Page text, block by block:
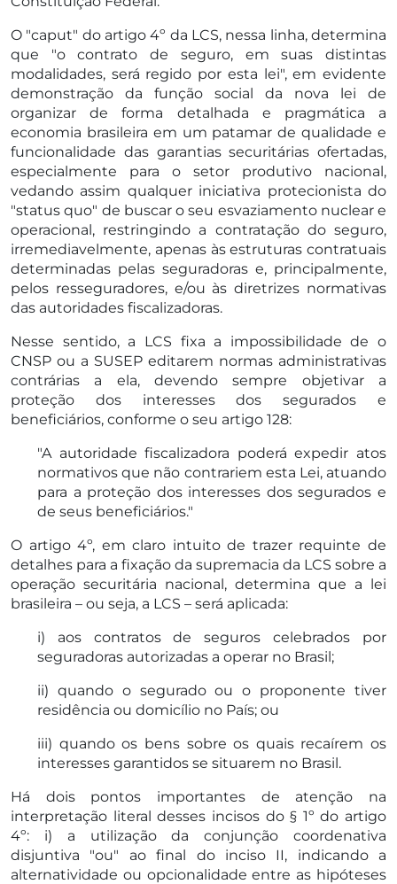
O "caput" do artigo 4º da LCS, nessa linha, determina
que "o contrato de seguro, em suas distintas
modalidades, será regido por esta lei", em evidente
demonstração da função social da nova lei de
organizar de forma detalhada e pragmática a
economia brasileira em um patamar de qualidade e
funcionalidade das garantias securitárias ofertadas,
especialmente para o setor produtivo nacional,
vedando assim qualquer iniciativa protecionista do
"status quo" de buscar o seu esvaziamento nuclear e
operacional, restringindo a contratação do seguro,
irremediavelmente, apenas às estruturas contratuais
determinadas pelas seguradoras e, principalmente,
pelos resseguradores, e/ou às diretrizes normativas
das autoridades fiscalizadoras.
Nesse sentido, a LCS fixa a impossibilidade de o
CNSP ou a SUSEP editarem normas administrativas
contrárias a ela, devendo sempre objetivar a
proteção dos interesses dos segurados e
beneficiários, conforme o seu artigo 128:
"A autoridade fiscalizadora poderá expedir atos
normativos que não contrariem esta Lei, atuando
para a proteção dos interesses dos segurados e
de seus beneficiários."
O artigo 4º, em claro intuito de trazer requinte de
detalhes para a fixação da supremacia da LCS sobre a
operação securitária nacional, determina que a lei
brasileira – ou seja, a LCS – será aplicada:
i) aos contratos de seguros celebrados por
seguradoras autorizadas a operar no Brasil;
ii) quando o segurado ou o proponente tiver
residência ou domicílio no País; ou
iii) quando os bens sobre os quais recaírem os
interesses garantidos se situarem no Brasil.
Há dois pontos importantes de atenção na
interpretação literal desses incisos do § 1º do artigo
4º: i) a utilização da conjunção coordenativa
disjuntiva "ou" ao final do inciso II, indicando a
alternatividade ou opcionalidade entre as hipóteses